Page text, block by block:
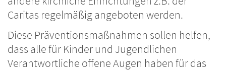
Caritas regelmäßig angeboten werden.
Diese Präventionsmaßnahmen sollen helfen,
dass alle für Kinder und Jugendlichen
Verantwortliche offene Augen haben für das